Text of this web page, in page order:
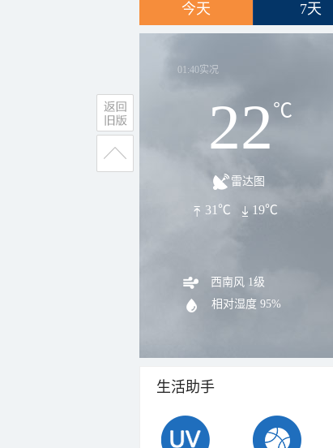
今天 7天
01:40实况
22℃
雷达图
31℃ 19℃
西南风 1级
相对湿度 95%
生活助手